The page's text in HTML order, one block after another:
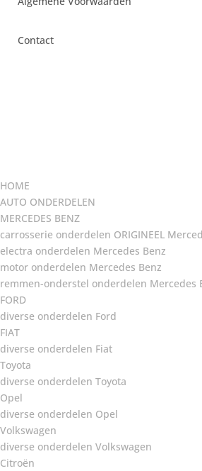
Contact
HOME
AUTO ONDERDELEN
MERCEDES BENZ
carrosserie onderdelen ORIGINEEL
electra onderdelen Mercedes Benz
motor onderdelen Mercedes Benz
remmen-onderstel onderdelen Mercedes
FORD
diverse onderdelen Ford
FIAT
diverse onderdelen Fiat
Toyota
diverse onderdelen Toyota
Opel
diverse onderdelen Opel
Volkswagen
diverse onderdelen Volkswagen
Citroën